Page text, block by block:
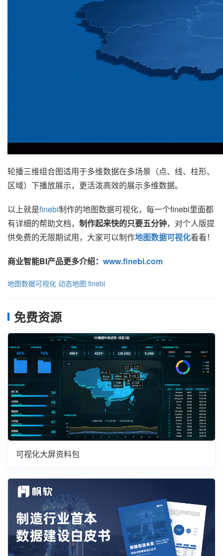
轮播三维组合图适用于多维数据在多场景（点、线、柱形、
区域）下播放展示，更活泼高效的展示多维数据。
以上就是finebi制作的地图数据可视化，每一个finebi里面都
有详细的帮助文档， 制作起来快的只要五分钟，对个人版提
供免费的无限期试用，大家可以制作地图数据可视化看看！
商业智能BI产品更多介绍： www.finebi.com
地图数据可视化 动态地图 finebi
免费资源
可视化大屏资料包